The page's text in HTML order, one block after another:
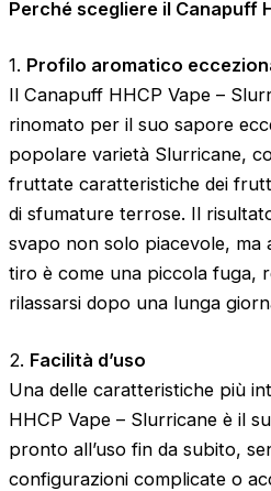
Perché scegliere il Canapuff
1. Profilo aromatico
Il Canapuff HHCP Vape –
rinomato per il suo sapore
popolare varietà Slurricane,
fruttate caratteristiche dei
di sfumature terrose. Il
svapo non solo piacevole, ma
tiro è come una piccola fuga,
rilassarsi dopo una lunga
2. Facilità d’uso
Una delle caratteristiche più
HHCP Vape – Slurricane è il
pronto all’uso fin da subito,
configurazioni complicate o